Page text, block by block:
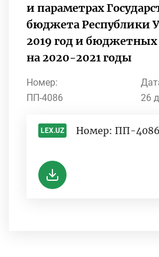
и параметрах
бюджета Республики
2019 год и
на 2020-2021 годы
Номер:
ПП-4086
26
LEX.UZ Номер: ПП-4086